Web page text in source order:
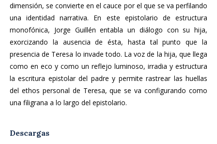
dimensión, se convierte en el cauce por el que se va perfilando
una identidad narrativa. En este epistolario de estructura
monofónica, Jorge Guillén entabla un diálogo con su hija,
exorcizando la ausencia de ésta, hasta tal punto que la
presencia de Teresa lo invade todo. La voz de la hija, que llega
como en eco y como un reflejo luminoso, irradia y estructura
la escritura epistolar del padre y permite rastrear las huellas
del ethos personal de Teresa, que se va configurando como
una filigrana a lo largo del epistolario.
Descargas